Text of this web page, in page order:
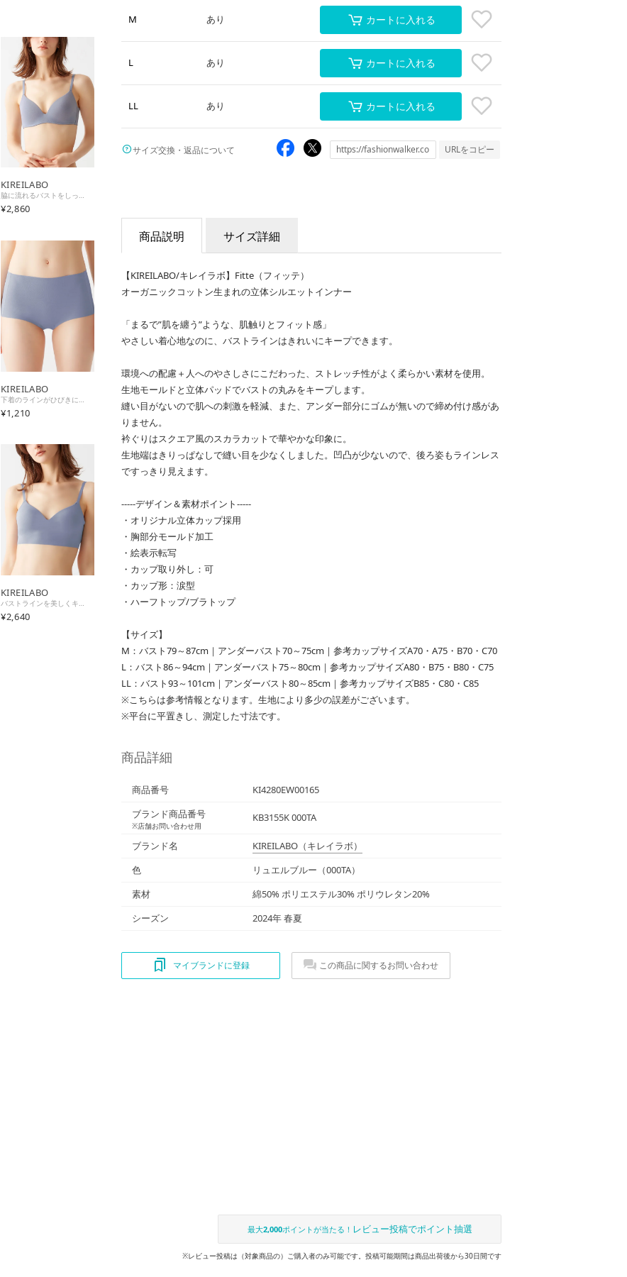
KIREILABO
脇に流れるバストをしっかりキープ ノンワイヤーブラジャー オーガニックコットン （リュエルブルー）
¥2,860
KIREILABO
¥1,210
KIREILABO
バストラインを美しくキープ ノンワイヤーブラジャー オーガニックコットン （リュエルブルー）
¥2,640
M あり カートに入れる
L あり カートに入れる
LL あり カートに入れる
サイズ交換・返品について URLをコピー
商品説明 サイズ詳細
【KIREILABO/キレイラボ】Fitte（フィッテ）
オーガニックコットン生まれの立体シルエットインナー
「まるで”肌を纏う”ような、肌触りとフィット感」
やさしい着心地なのに、バストラインはきれいにキープできます。
環境への配慮＋人へのやさしさにこだわった、ストレッチ性がよく柔らかい素材を使用。
生地モールドと立体パッドでバストの丸みをキープします。
縫い目がないので肌への刺激を軽減、また、アンダー部分にゴムが無いので締め付け感があ
りません。
衿ぐりはスクエア風のスカラカットで華やかな印象に。
生地端はきりっぱなしで縫い目を少なくしました。凹凸が少ないので、後ろ姿もラインレス
ですっきり見えます。
-----デザイン＆素材ポイント-----
・オリジナル立体カップ採用
・胸部分モールド加工
・絵表示転写
・カップ取り外し：可
・カップ形：涙型
・ハーフトップ/ブラトップ
【サイズ】
M：バスト79～87cm｜アンダーバスト70～75cm｜参考カップサイズA70・A75・B70・C70
L：バスト86～94cm｜アンダーバスト75～80cm｜参考カップサイズA80・B75・B80・C75
LL：バスト93～101cm｜アンダーバスト80～85cm｜参考カップサイズB85・C80・C85
※こちらは参考情報となります。生地により多少の誤差がございます。
※平台に平置きし、測定した寸法です。
商品詳細
商品番号
KI4280EW00165
ブランド商品番号
※店舗お問い合わせ用
KB3155K 000TA
ブランド名 KIREILABO （キレイラボ）
色
リュエルブルー（000TA）
素材
綿50% ポリエステル30% ポリウレタン20%
シーズン
2024年 春夏
マイブランドに登録 この商品に関するお問い合わせ
最大2,000ポイントが当たる！ レビュー投稿でポイント抽選
※レビュー投稿は（対象商品の）ご購入者のみ可能です。投稿可能期間は商品出荷後から30日間です